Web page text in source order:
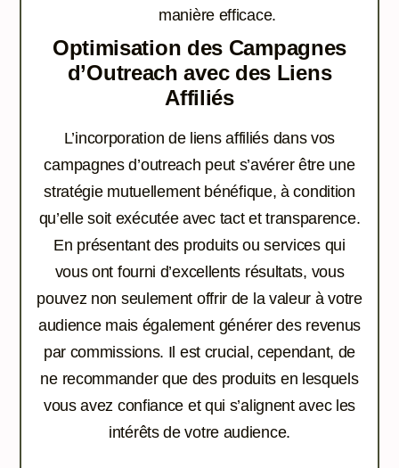
manière efficace.
Optimisation des Campagnes
d’Outreach avec des Liens
Affiliés
L’incorporation de liens affiliés dans vos
campagnes d’outreach peut s’avérer être une
stratégie mutuellement bénéfique, à condition
qu’elle soit exécutée avec tact et transparence.
En présentant des produits ou services qui
vous ont fourni d’excellents résultats, vous
pouvez non seulement offrir de la valeur à votre
audience mais également générer des revenus
par commissions. Il est crucial, cependant, de
ne recommander que des produits en lesquels
vous avez confiance et qui s’alignent avec les
intérêts de votre audience.